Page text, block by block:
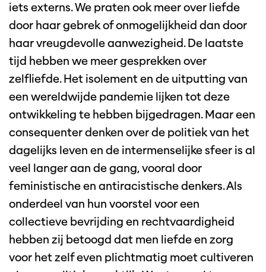
iets externs. We praten ook meer over liefde
door haar gebrek of onmogelijkheid dan door
haar vreugdevolle aanwezigheid. De laatste
tijd hebben we meer gesprekken over
zelfliefde. Het isolement en de uitputting van
een wereldwijde pandemie lijken tot deze
ontwikkeling te hebben bijgedragen. Maar een
consequenter denken over de politiek van het
dagelijks leven en de intermenselijke sfeer is al
veel langer aan de gang, vooral door
feministische en antiracistische denkers. Als
onderdeel van hun voorstel voor een
collectieve bevrijding en rechtvaardigheid
hebben zij betoogd dat men liefde en zorg
voor het zelf even plichtmatig moet cultiveren